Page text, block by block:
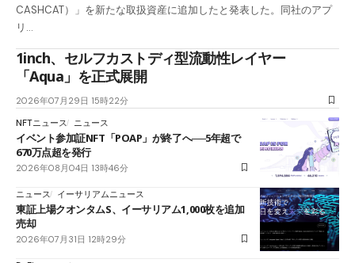
CASHCAT）」を新たな取扱資産に追加したと発表した。同社のアプ
リ…
1inch、セルフカストディ型流動性レイヤー
「Aqua」を正式展開
2026年07月29日 15時22分
NFTニュース
ニュース
イベント参加証NFT「POAP」が終了へ──5年超で
670万点超を発行
2026年08月04日 13時46分
ニュース イーサリアムニュース
東証上場クオンタムS、イーサリアム1,000枚を追加
売却
2026年07月31日 12時29分